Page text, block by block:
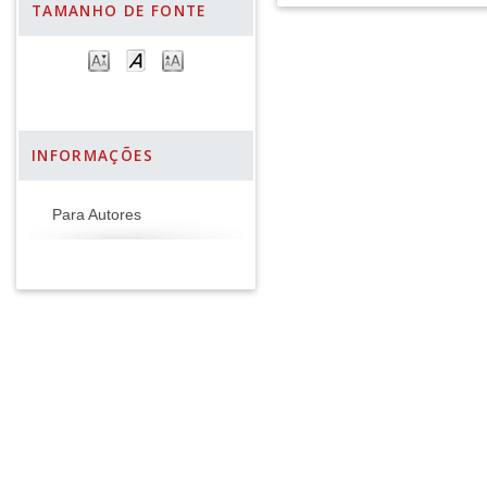
TAMANHO DE FONTE
INFORMAÇÕES
Para Autores